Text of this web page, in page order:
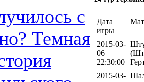
с
Темная
Дата
игры
2015-03-
06
22:30:00
2015-03-